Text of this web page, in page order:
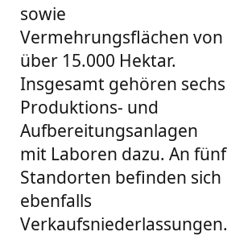
sowie
Vermehrungsflächen von
über 15.000 Hektar.
Insgesamt gehören sechs
Produktions- und
Aufbereitungsanlagen
mit Laboren dazu. An fünf
Standorten befinden sich
ebenfalls
Verkaufsniederlassungen.